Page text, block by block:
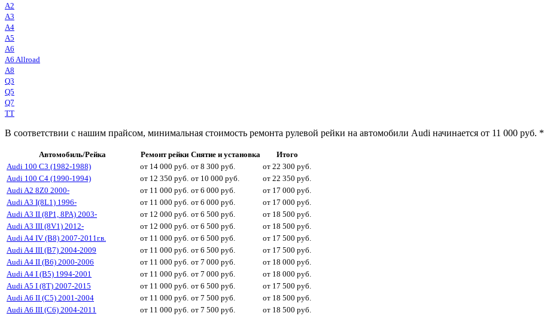
A2
A3
A4
A5
A6
A6 Allroad
A8
Q3
Q5
Q7
TT
В соответствии с нашим прайсом, минимальная стоимость ремонта рулевой рейки на автомобили Audi начинается от 11 000 руб. *
Автомобиль/Рейка Ремонт рейки Снятие и установка
Итого
Audi 100 C3 (1982-1988)
от 14 000 руб. от 8 300 руб.
от 22 300 руб.
Audi 100 C4 (1990-1994)
от 12 350 руб. от 10 000 руб.
от 22 350 руб.
Audi A2 8Z0 2000-
от 11 000 руб. от 6 000 руб.
от 17 000 руб.
Audi A3 I(8L1) 1996-
от 11 000 руб. от 6 000 руб.
от 17 000 руб.
Audi A3 II (8P1, 8PA) 2003-
от 12 000 руб. от 6 500 руб.
от 18 500 руб.
Audi A3 III (8V1) 2012-
от 12 000 руб. от 6 500 руб.
от 18 500 руб.
Audi A4 IV (B8) 2007-2011г.в.
от 11 000 руб. от 6 500 руб.
от 17 500 руб.
Audi A4 III (B7) 2004-2009
от 11 000 руб. от 6 500 руб.
от 17 500 руб.
Audi A4 II (B6) 2000-2006
от 11 000 руб. от 7 000 руб.
от 18 000 руб.
Audi A4 I (B5) 1994-2001
от 11 000 руб. от 7 000 руб.
от 18 000 руб.
Audi A5 I (8T) 2007-2015
от 11 000 руб. от 6 500 руб.
от 17 500 руб.
Audi A6 II (C5) 2001-2004
от 11 000 руб. от 7 500 руб.
от 18 500 руб.
Audi A6 III (C6) 2004-2011
от 11 000 руб. от 7 500 руб.
от 18 500 руб.